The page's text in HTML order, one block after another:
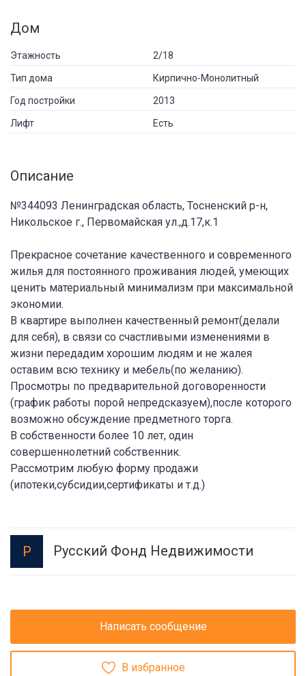
Дом
Этажность 2/18
Тип дома Кирпично-Монолитный
Год постройки 2013
Лифт Есть
Описание
№344093 Ленинградская область, Тосненский р-н,
Никольское г., Первомайская ул.,д.17,к.1
Прекрасное сочетание качественного и современного
жилья для постоянного проживания людей, умеющих
ценить материальный минимализм при максимальной
экономии.
В квартире выполнен качественный ремонт(делали
для себя), в связи со счастливыми изменениями в
жизни передадим хорошим людям и не жалея
оставим всю технику и мебель(по желанию).
Просмотры по предварительной договоренности
(график работы порой непредсказуем),после которого
возможно обсуждение предметного торга.
В собственности более 10 лет, один
совершеннолетний собственник.
Рассмотрим любую форму продажи
(ипотеки,субсидии,сертификаты и т.д.)
Р Русский Фонд Недвижимости
Написать сообщение
В избранное